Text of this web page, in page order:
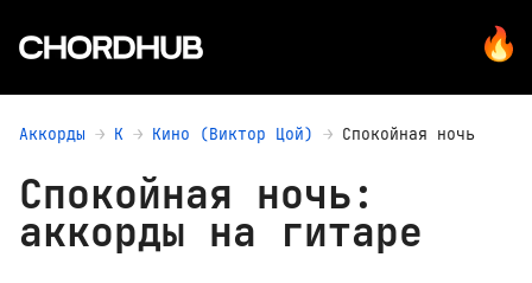
Аккорды К Кино (Виктор Цой) Спокойная ночь
Спокойная ночь:
аккорды на гитаре